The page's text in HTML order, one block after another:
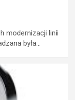
modernizacji linii
była…